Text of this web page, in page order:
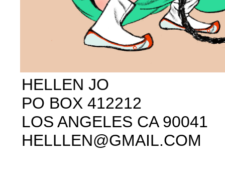
HELLEN JO
PO BOX 412212
LOS ANGELES CA 90041
HELLLEN@GMAIL.COM